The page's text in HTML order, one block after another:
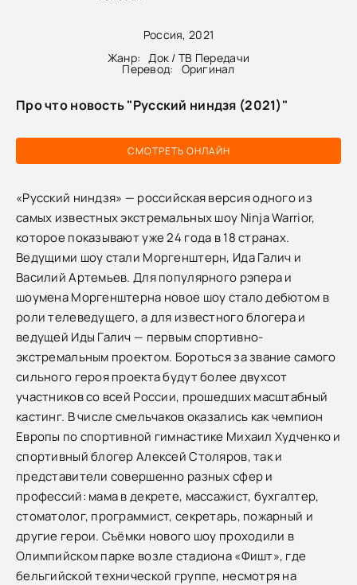
Россия, 2021
Жанр: Док / ТВ Передачи
Перевод: Оригинал
СМОТРЕТЬ ОНЛАЙН
Про что новость "Русский ниндзя (2021)"
«Русский ниндзя» — российская версия одного из
самых известных экстремальных шоу Ninja Warrior,
которое показывают уже 24 года в 18 странах.
Ведущими шоу стали Моргенштерн, Ида Галич и
Василий Артемьев. Для популярного рэпера и
шоумена Моргенштерна новое шоу стало дебютом в
роли телеведущего, а для известного блогера и
ведущей Иды Галич — первым спортивно-
экстремальным проектом. Бороться за звание самого
сильного героя проекта будут более двухсот
участников со всей России, прошедших масштабный
кастинг. В числе смельчаков оказались как чемпион
Европы по спортивной гимнастике Михаил Худченко и
спортивный блогер Алексей Столяров, так и
представители совершенно разных сфер и
профессий: мама в декрете, массажист, бухгалтер,
стоматолог, программист, секретарь, пожарный и
другие герои. Съёмки нового шоу проходили в
Олимпийском парке возле стадиона «Фишт», где
бельгийской технической группе, несмотря на